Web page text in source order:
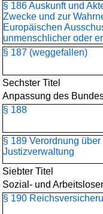
§ 186 Auskunft und
Zwecke und zur
Europäischen
unmenschlicher oder
§ 187 (weggefallen)
Sechster Titel
Anpassung des
§ 188
§ 189 Verordnung
Justizverwaltung
Siebter Titel
Sozial- und
§ 190